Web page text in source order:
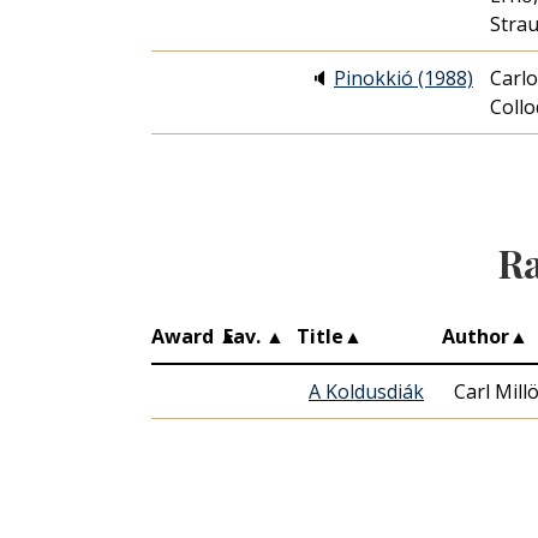
🔈 Pinokkió (1988)
Award ▲
Fav. ▲ Title▲ Author▲
A Koldusdiák Carl